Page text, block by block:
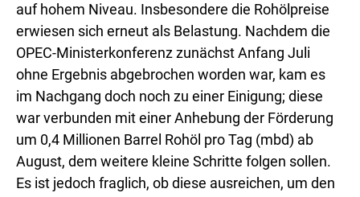
auf hohem Niveau. Insbesondere die Rohölpreise
erwiesen sich erneut als Belastung. Nachdem die
OPEC-Ministerkonferenz zunächst Anfang Juli
ohne Ergebnis abgebrochen worden war, kam es
im Nachgang doch noch zu einer Einigung; diese
war verbunden mit einer Anhebung der Förderung
um 0,4 Millionen Barrel Rohöl pro Tag (mbd) ab
August, dem weitere kleine Schritte folgen sollen.
Es ist jedoch fraglich, ob diese ausreichen, um den